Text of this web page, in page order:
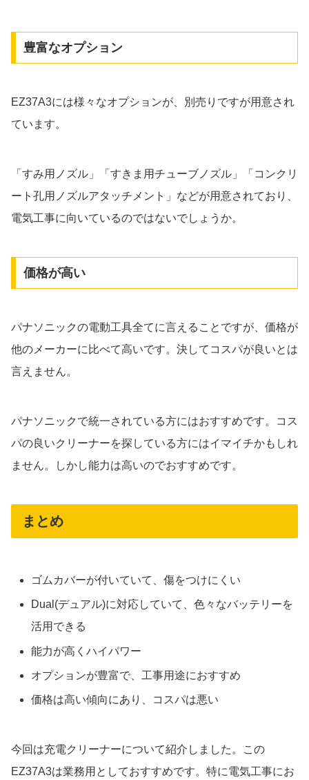
豊富なオプション
EZ37A3には様々なオプションが、別売りですが用意され
ています。
「すみ用ノズル」「すきま用チューブノズル」「コンクリ
ート孔用ノズルアタッチメント」などが用意されており、
電気工事に向いているのではないでしょうか。
価格が高い
パナソニックの電動工具全てに言えることですが、価格が
他のメーカーに比べて高いです。決してコスパが良いとは
言えません。
パナソニックで統一されている方にはおすすめです。コス
パの良いクリーナーを探している方にはイマイチかもしれ
ません。しかし能力は高いのでおすすめです。
まとめ
ゴムカバーが付いていて、傷をつけにくい
Dual(デュアル)に対応していて、色々なバッテリーを
活用できる
能力が高くハイパワー
オプションが豊富で、工事用途におすすめ
価格は高い傾向にあり、コスパは悪い
今回は充電クリーナーについて紹介しました。この
EZ37A3は業務用としておすすめです。特に電気工事にお